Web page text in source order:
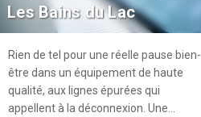
Les Bains du Lac
Rien de tel pour une réelle pause bien-
être dans un équipement de haute
qualité, aux lignes épurées qui
appellent à la déconnexion. Une